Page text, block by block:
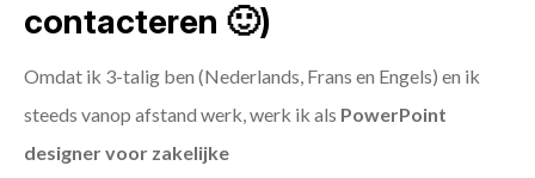
contacteren 🙂)
Omdat ik 3-talig ben (Nederlands, Frans en Engels) en ik
steeds vanop afstand werk, werk ik als PowerPoint
designer voor zakelijke